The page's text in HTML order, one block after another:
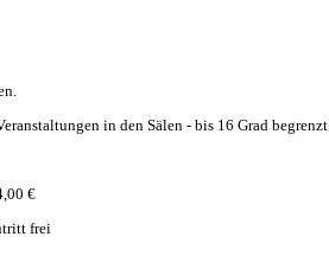
in den Sälen - bis 16 Grad begrenzt.
€
frei